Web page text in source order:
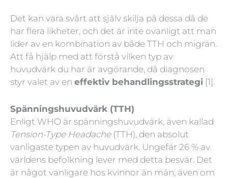
Det kan vara svårt att själv skilja på dessa då de
har flera likheter, och det är inte ovanligt att man
lider av en kombination av både TTH och migrän.
Att få hjälp med att förstå vilken typ av
huvudvärk du har är avgörande, då diagnosen
styr valet av en effektiv behandlingsstrategi [1].
Spänningshuvudvärk (TTH)
Enligt WHO är spänningshuvudvärk, även kallad
Tension-Type Headache(TTH), den absolut
vanligaste typen av huvudvärk. Ungefär 26 % av
världens befolkning lever med detta besvär. Det
är något vanligare hos kvinnor än män, även om